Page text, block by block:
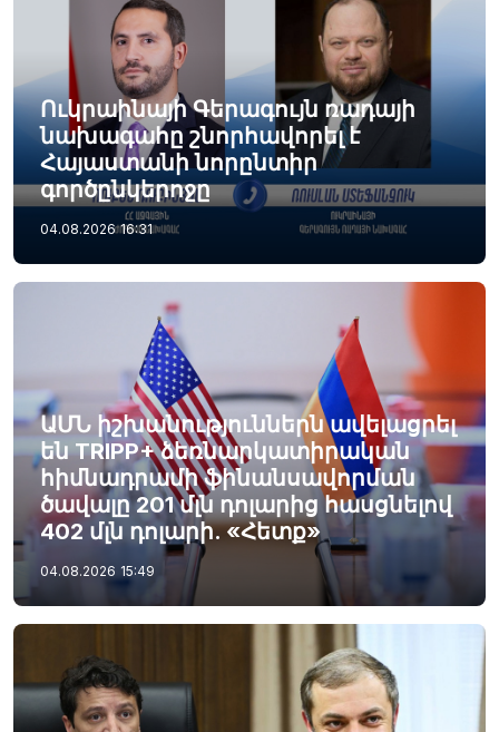
Ուկրաինայի Գերագույն ռադայի
նախագահը շնորհավորել է
Հայաստանի նորընտիր
գործընկերոջը
04.08.2026 16:31
ԱՄՆ իշխանություններն ավելացրել
են TRIPP+ ձեռնարկատիրական
հիմնադրամի ֆինանսավորման
ծավալը 201 մլն դոլարից հասցնելով
402 մլն դոլարի. «Հետք»
04.08.2026 15:49